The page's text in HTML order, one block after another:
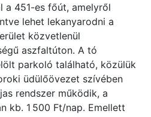
a 451-es főút, amelyről
lehet lekanyarodni a
közvetlenül
aszfaltúton. A tó
parkoló található, közülük
üdülőövezet szívében
rendszer működik, a
kb. 1 500 Ft/nap. Emellett